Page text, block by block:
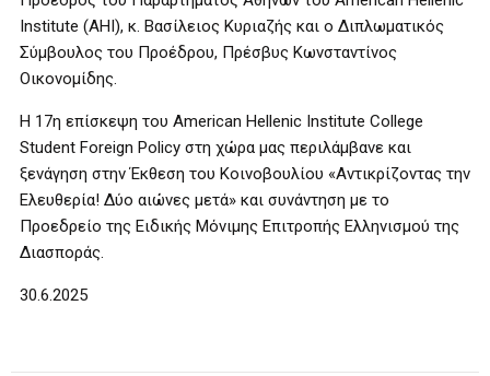
Institute (AHI), κ. Βασίλειος Κυριαζής και ο Διπλωματικός
Σύμβουλος του Προέδρου, Πρέσβυς Κωνσταντίνος
Οικονομίδης.
Η 17η επίσκεψη του American Hellenic Institute College
Student Foreign Policy στη χώρα μας περιλάμβανε και
ξενάγηση στην Έκθεση του Κοινοβουλίου «Αντικρίζοντας την
Ελευθερία! Δύο αιώνες μετά» και συνάντηση με το
Προεδρείο της Ειδικής Μόνιμης Επιτροπής Ελληνισμού της
Διασποράς.
30.6.2025